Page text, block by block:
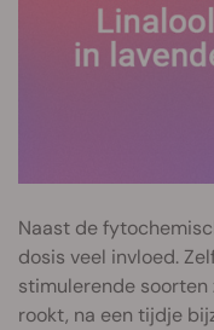
Naast de
dosis veel invloed.
stimulerende soorten
rookt, na een tijdje